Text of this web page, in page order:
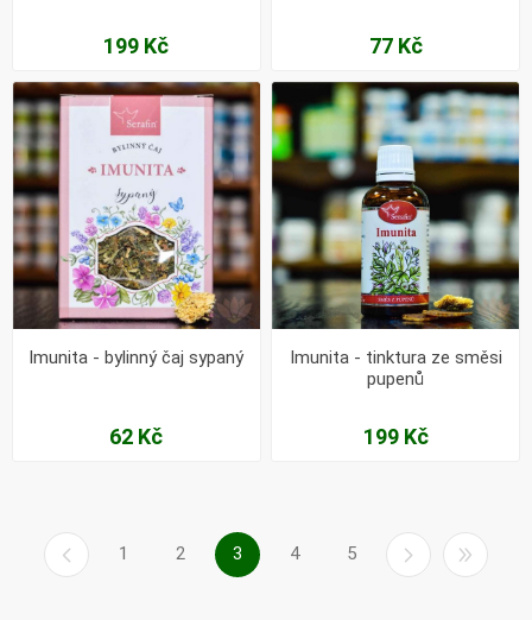
199 Kč 77 Kč
Imunita - bylinný čaj sypaný
62 Kč
Imunita - tinktura ze směsi
pupenů
199 Kč
1 2 3 4 5